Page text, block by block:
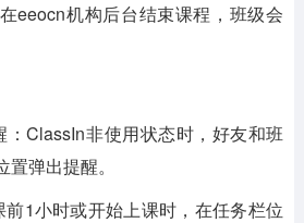
eeocn机构后台结束课程，班级会
：ClassIn非使用状态时，好友和班
弹出提醒。
1小时或开始上课时，在任务栏位